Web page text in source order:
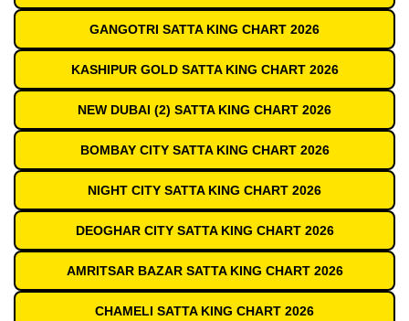
GANGOTRI SATTA KING CHART 2026
KASHIPUR GOLD SATTA KING CHART 2026
NEW DUBAI (2) SATTA KING CHART 2026
BOMBAY CITY SATTA KING CHART 2026
NIGHT CITY SATTA KING CHART 2026
DEOGHAR CITY SATTA KING CHART 2026
AMRITSAR BAZAR SATTA KING CHART 2026
CHAMELI SATTA KING CHART 2026